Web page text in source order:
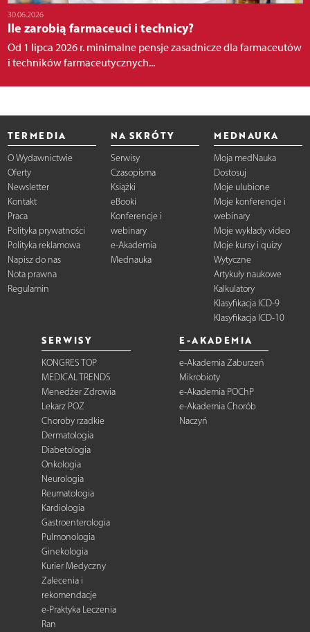
30.06.2026
Ile zarobią farmaceuci i technicy?
Od 1 lipca 2026 r. minimalne pensje zasadnicze dla farmaceutów
i techników farmaceutycznych...
TERMEDIA
O Wydawnictwie
Oferty
Newsletter
Kontakt
Praca
Polityka prywatności
Polityka reklamowa
Napisz do nas
Nota prawna
Regulamin
NA SKRÓTY
Serwisy
Czasopisma
Książki
eBooki
Konferencje i
webinary
e-Akademia
Mednauka
MEDNAUKA
Moja medNauka
Dostosuj
Moje ulubione
Moje konferencje i
webinary
Moje wykłady video
Moje kursy i quizy
Wytyczne
Artykuły naukowe
Kalkulatory
Klasyfikacja ICD-9
Klasyfikacja ICD-10
SERWISY
KONGRES TOP
MEDICAL TRENDS
Menedżer Zdrowia
Lekarz POZ
Choroby rzadkie
Dermatologia
Diabetologia
Onkologia
Neurologia
Reumatologia
Kardiologia
Gastroenterologia
Pulmonologia
Ginekologia
Kurier Medyczny
Zalecenia i
rekomendacje
e-Praktyka Leczenia
Ran
E-AKADEMIA
e-Akademia Zaburzeń
Mikrobioty
e-Akademia POChP
e-Akademia Chorób
Naczyń